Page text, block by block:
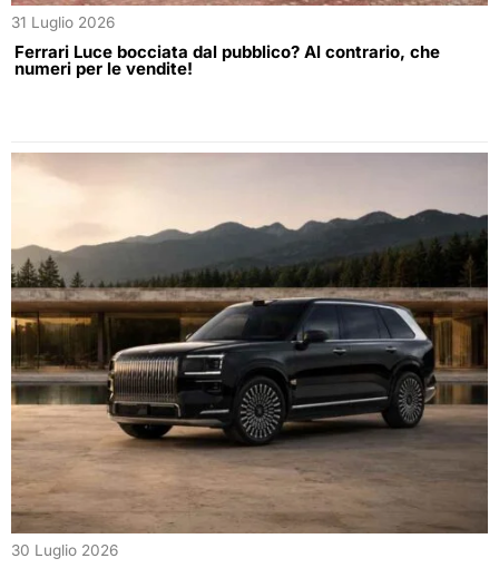
31 Luglio 2026
Ferrari Luce bocciata dal pubblico? Al contrario, che
numeri per le vendite!
30 Luglio 2026